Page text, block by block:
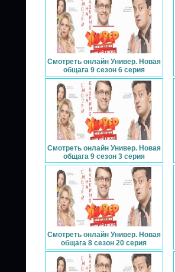
Смотреть онлайн Универ. Новая
общага 9 сезон 6 серия
Смотреть онлайн Универ. Новая
общага 9 сезон 3 серия
Смотреть онлайн Универ. Новая
общага 8 сезон 20 серия